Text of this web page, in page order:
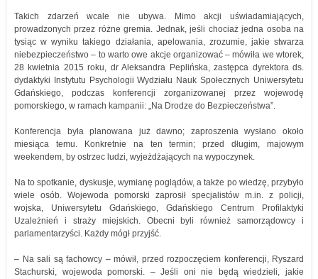
Takich zdarzeń wcale nie ubywa. Mimo akcji uświadamiających,
prowadzonych przez różne gremia. Jednak, jeśli chociaż jedna osoba na
tysiąc w wyniku takiego działania, apelowania, zrozumie, jakie stwarza
niebezpieczeństwo – to warto owe akcje organizować – mówiła we wtorek,
28 kwietnia 2015 roku, dr Aleksandra Peplińska, zastępca dyrektora ds.
dydaktyki Instytutu Psychologii Wydziału Nauk Społecznych Uniwersytetu
Gdańskiego, podczas konferencji zorganizowanej przez wojewodę
pomorskiego, w ramach kampanii: „Na Drodze do Bezpieczeństwa”.
Konferencja była planowana już dawno; zaproszenia wysłano około
miesiąca temu. Konkretnie na ten termin; przed długim, majowym
weekendem, by ostrzec ludzi, wyjeżdżających na wypoczynek.
Na to spotkanie, dyskusje, wymianę poglądów, a także po wiedzę, przybyło
wiele osób. Wojewoda pomorski zaprosił specjalistów m.in. z policji,
wojska, Uniwersytetu Gdańskiego, Gdańskiego Centrum Profilaktyki
Uzależnień i straży miejskich. Obecni byli również samorządowcy i
parlamentarzyści. Każdy mógł przyjść.
– Na sali są fachowcy – mówił, przed rozpoczęciem konferencji, Ryszard
Stachurski, wojewoda pomorski. – Jeśli oni nie będą wiedzieli, jakie